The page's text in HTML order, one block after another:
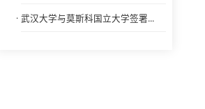
· 武汉大学与莫斯科国立大学签署...